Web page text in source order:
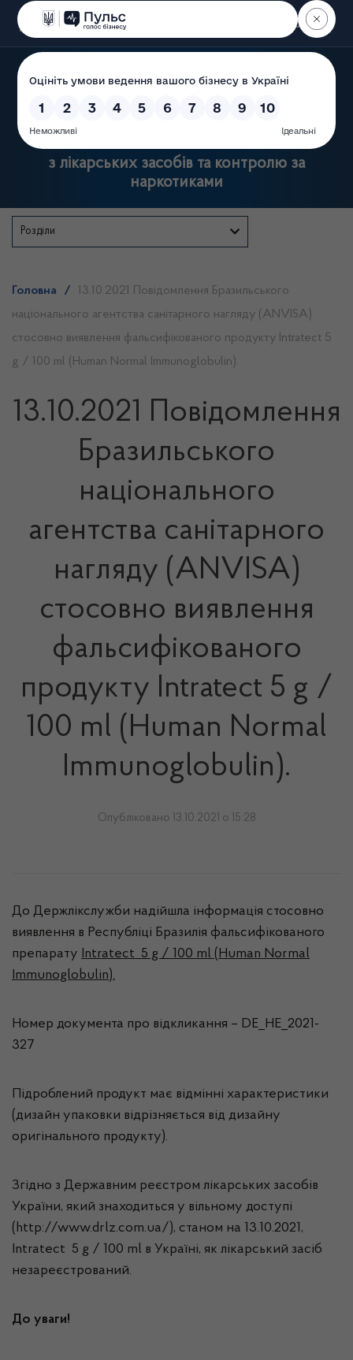
Пошук
Державна служба України
з лікарських засобів та контролю за
наркотиками
Розділи
Головна /
13.10.2021 Повідомлення Бразильського
національного агентства санітарного нагляду (ANVISA)
стосовно виявлення фальсифікованого продукту Intratect 5
g / 100 ml (Human Normal Immunoglobulin).
13.10.2021 Повідомлення
Бразильського
національного
агентства санітарного
нагляду (ANVISA)
стосовно виявлення
фальсифікованого
продукту Intratect 5 g /
100 ml (Human Normal
Immunoglobulin).
Опубліковано 13.10.2021 о 15:28
До Держлікслужби надійшла інформація стосовно
виявлення в Республіці Бразилія фальсифікованого
препарату Intratect 5 g / 100 ml (Human Normal
Immunoglobulin).
Номер документа про відкликання – DE_HE_2021-
327
Підроблений продукт має відмінні характеристики
(дизайн упаковки відрізняється від дизайну
оригінального продукту).
Згідно з Державним реєстром лікарських засобів
України, який знаходиться у вільному доступі
(http://www.drlz.com.ua/), станом на 13.10.2021,
Intratect 5 g / 100 ml в Україні, як лікарський засіб
незареєстрований.
До уваги!